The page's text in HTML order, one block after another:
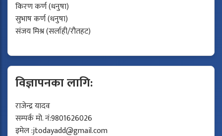
किरण कर्ण (धनुषा)
सुभाष कर्ण (धनुषा)
संजय मिश्र (सर्लाही/रौतहट)
विज्ञापनका लागि:
राजेन्द्र यादव
सम्पर्क मो. नं:9801626026
इमेल :jtodayadd@gmail.com